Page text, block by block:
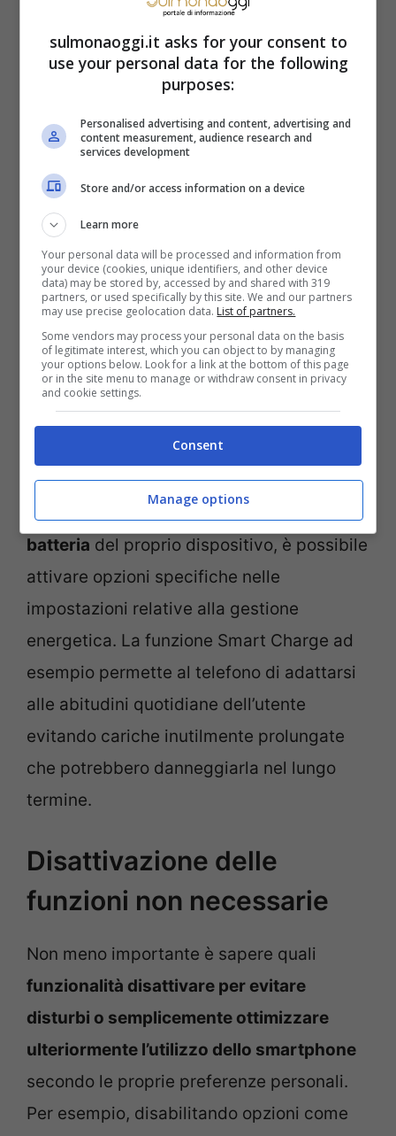
e notifiche in modo più efficiente.
come capovolgere il telefono per
disattivare la suoneria o sollevarlo per
suoneria durante le chiamate entranti
possono semplificare piccoli gesti
quotidiani.
La sicurezza è un aspetto fondamentale
nell’utilizzo degli smartphone odierni.
Utilizzare funzionalità avanzate come lo
Smart Lock può rendere più comodo
sbloccare il dispositivo in situazioni sicure
senza comprometterne la protezione
Per preservare nel tempo
batteria del proprio dispositivo, è possibile
attivare opzioni specifiche nelle
impostazioni relative alla gestione
energetica. La funzione Smart Charge ad
esempio permette al telefono di adattarsi
alle abitudini quotidiane dell’utente
evitando cariche inutilmente prolungate
che potrebbero danneggiarla nel lungo
termine.
Disattivazione delle
funzioni non necessarie
Non meno importante è sapere quali
funzionalità disattivare per evitare
disturbi o semplicemente ottimizzare
ulteriormente l’utilizzo dello smartphone
secondo le proprie preferenze personali.
Per esempio, disabilitando opzioni come
sulmonaoggi.it asks for your consent to
use your personal data for the following
purposes:
Personalised advertising and content, advertising and
content measurement, audience research and
services development
Store and/or access information on a device
Learn more
Your personal data will be processed and information from
your device (cookies, unique identifiers, and other device
data) may be stored by, accessed by and shared with 319
partners, or used specifically by this site. We and our partners
may use precise geolocation data. List of partners.
Some vendors may process your personal data on the basis
of legitimate interest, which you can object to by managing
your options below. Look for a link at the bottom of this page
or in the site menu to manage or withdraw consent in privacy
and cookie settings.
Consent
Manage options